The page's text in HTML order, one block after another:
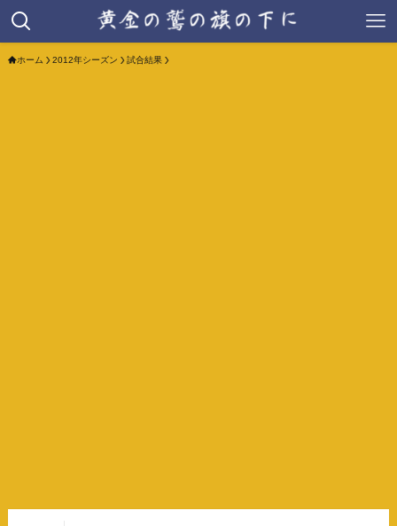
ホーム 2012年シーズン 試合結果